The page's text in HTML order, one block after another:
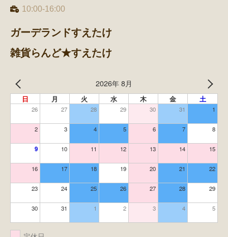
10:00-16:00
ガーデランドすえたけ
雑貨らんど★すえたけ
2026年 8月
日 月 火 水 木 金 土
26 27 28 29 30 31 1
2 3 4 5 6 7 8
9 10 11 12 13 14 15
16 17 18 19 20 21 22
23 24 25 26 27 28 29
30 31 1 2 3 4 5